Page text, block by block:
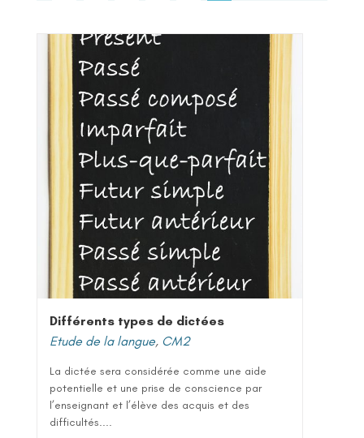
Différents types de dictées
Etude de la langue, CM2
La dictée sera considérée comme une aide
potentielle et une prise de conscience par
l’enseignant et l’élève des acquis et des
difficultés....